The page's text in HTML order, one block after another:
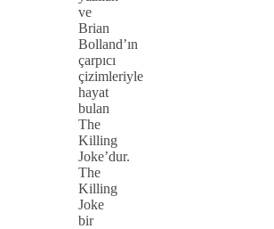
ve
Brian
Bolland’ın
çarpıcı
çizimleriyle
hayat
bulan
The
Killing
Joke’dur.
The
Killing
Joke
bir